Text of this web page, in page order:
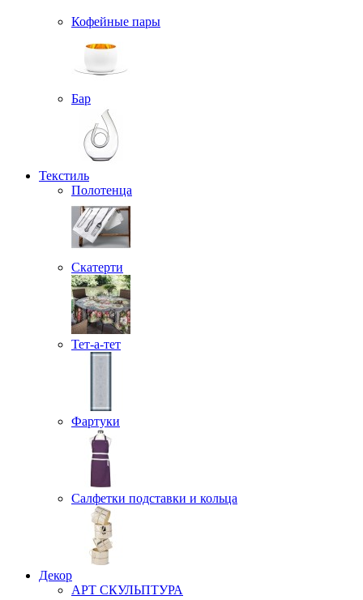
Кофейные пары
Бар
Текстиль
Полотенца
Скатерти
Тет-а-тет
Фартуки
Салфетки подставки и кольца
Декор
АРТ СКУЛЬПТУРА